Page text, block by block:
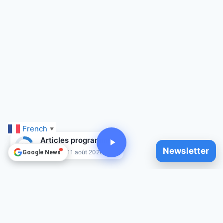
Newsletter
French ▼
15
Articles programmés
Jusqu'au 11 août 2026
Google News